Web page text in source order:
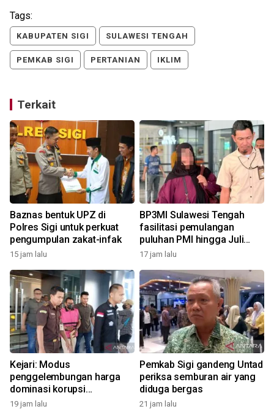
Tags:
KABUPATEN SIGI SULAWESI TENGAH
PEMKAB SIGI PERTANIAN IKLIM
Terkait
Baznas bentuk UPZ di
Polres Sigi untuk perkuat
pengumpulan zakat-infak
15 jam lalu
BP3MI Sulawesi Tengah
fasilitasi pemulangan
puluhan PMI hingga Juli
2026
17 jam lalu
Kejari: Modus
penggelembungan harga
dominasi korupsi
pengadaan barang jasa di
19 jam lalu
Pemkab Sigi gandeng Untad
periksa semburan air yang
diduga bergas
21 jam lalu